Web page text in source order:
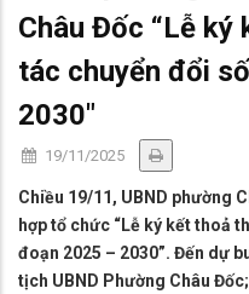
Châu Đốc “Lễ ký
tác chuyển đổi
2030"
19/11/2025
Chiều 19/11, UBND phường
hợp tổ chức “Lễ ký kết thoả
đoạn 2025 – 2030”. Đến dự
tịch UBND Phường Châu